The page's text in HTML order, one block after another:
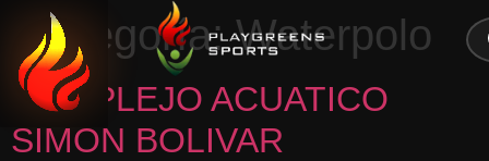
CERRAR
Categoría:Waterpolo
COMPLEJO ACUATICO
SIMON BOLIVAR